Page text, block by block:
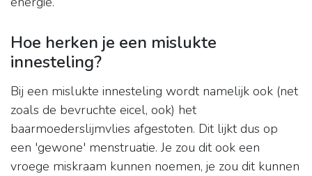
Hoe herken je een mislukte
innesteling?
Bij een mislukte innesteling wordt namelijk ook (net
zoals de bevruchte eicel, ook) het
baarmoederslijmvlies afgestoten. Dit lijkt dus op
een 'gewone' menstruatie. Je zou dit ook een
vroege miskraam kunnen noemen, je zou dit kunnen